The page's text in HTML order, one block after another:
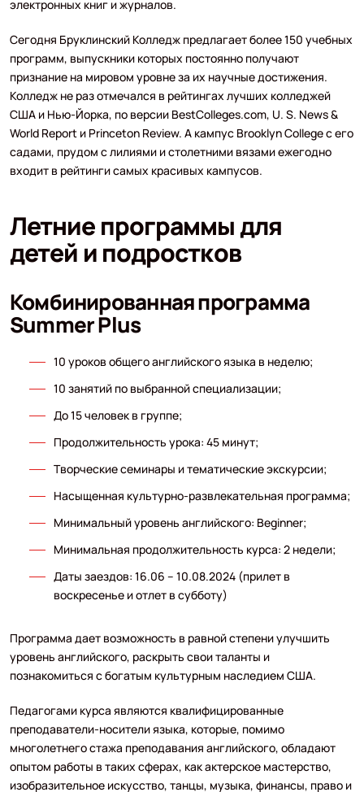
электронных книг и журналов.
Сегодня Бруклинский Колледж предлагает более 150 учебных
программ, выпускники которых постоянно получают
признание на мировом уровне за их научные достижения.
Колледж не раз отмечался в рейтингах лучших колледжей
США и Нью-Йорка, по версии BestColleges.com, U. S. News &
World Report и Princeton Review. А кампус Brooklyn College с его
садами, прудом с лилиями и столетними вязами ежегодно
входит в рейтинги самых красивых кампусов.
Летние программы для
детей и подростков
Комбинированная программа
Summer Plus
10 уроков общего английского языка в неделю;
10 занятий по выбранной специализации;
До 15 человек в группе;
Продолжительность урока: 45 минут;
Творческие семинары и тематические экскурсии;
Насыщенная культурно-развлекательная программа;
Минимальный уровень английского: Beginner;
Минимальная продолжительность курса: 2 недели;
Даты заездов: 16.06 – 10.08.2024 (прилет в
воскресенье и отлет в субботу)
Программа дает возможность в равной степени улучшить
уровень английского, раскрыть свои таланты и
познакомиться с богатым культурным наследием США.
Педагогами курса являются квалифицированные
преподаватели-носители языка, которые, помимо
многолетнего стажа преподавания английского, обладают
опытом работы в таких сферах, как актерское мастерство,
изобразительное искусство, танцы, музыка, финансы, право и